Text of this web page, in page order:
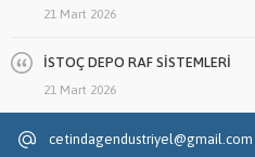
21 Mart 2026
İSTOÇ DEPO RAF SİSTEMLERİ
21 Mart 2026
cetindagendustriyel@gmail.com